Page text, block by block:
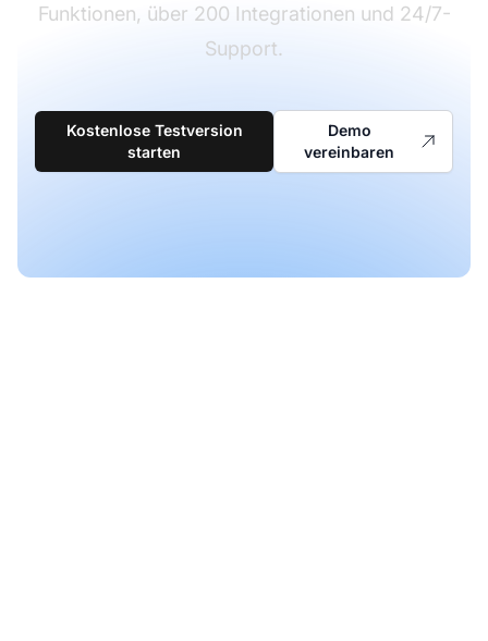
Funktionen, über 200 Integrationen und 24/7-
Support.
Kostenlose Testversion
starten
Demo
vereinbaren